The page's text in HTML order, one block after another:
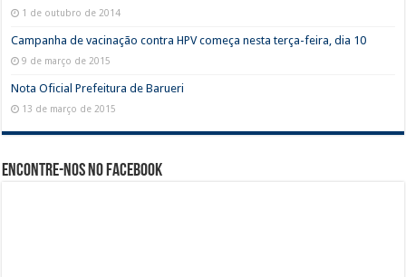
1 de outubro de 2014
Campanha de vacinação contra HPV começa nesta terça-feira, dia 10
9 de março de 2015
Nota Oficial Prefeitura de Barueri
13 de março de 2015
Encontre-nos no Facebook